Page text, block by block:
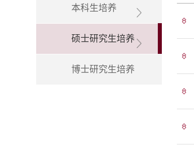
本科生培养
硕士研究生培养
博士研究生培养